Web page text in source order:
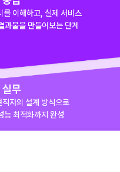
를 이해하고, 실제 서비스
과물을 만들어보는 단계
실무
자의 설계 방식으로
능 최적화까지 완성